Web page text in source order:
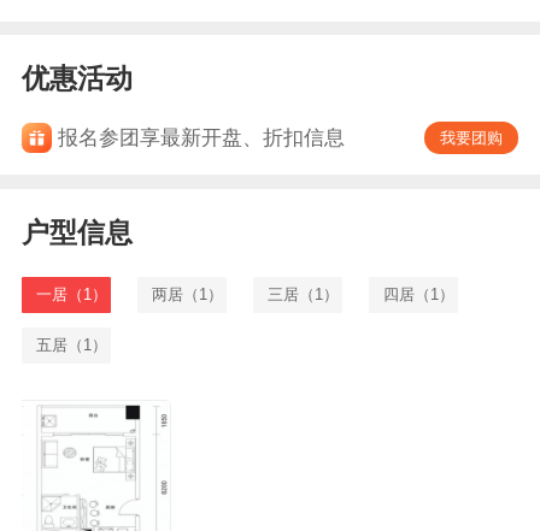
优惠活动
报名参团享最新开盘、折扣信息 我要团购
户型信息
一居（1） 两居（1） 三居（1） 四居（1）
五居（1）